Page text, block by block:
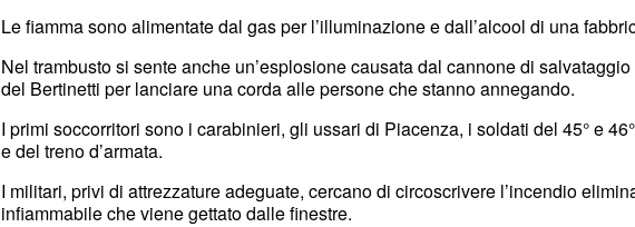
Le fiamma sono alimentate dal gas per l’illuminazione e dall’alcool di una
Nel trambusto si sente anche un’esplosione causata dal cannone di
del Bertinetti per lanciare una corda alle persone che stanno annegando.
I primi soccorritori sono i carabinieri, gli ussari di Piacenza, i soldati del 45° e
e del treno d’armata.
I militari, privi di attrezzature adeguate, cercano di circoscrivere l’incendio
infiammabile che viene gettato dalle finestre.